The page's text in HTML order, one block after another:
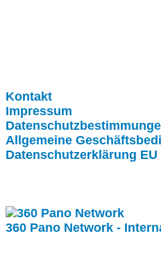
Kontakt
Impressum
Allgemeine
Datenschutzerklärung EU
360 Pano Network -